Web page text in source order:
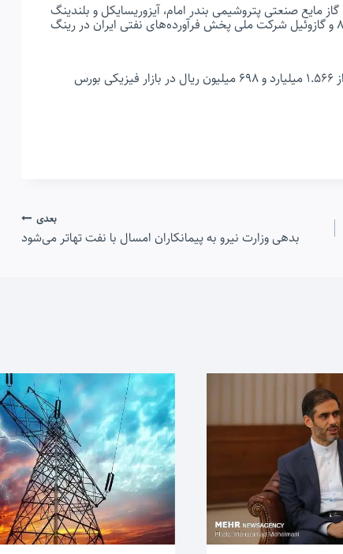
مایع صنعتی پتروشیمی بندر امام، آیزوریسایکل و بلندینگ
نفتا پالایش نفت بندرعباس در رینگ داخلی و بنزین اکتان ۸۷ و گازوئیل شرکت ملی پخش فرآورده‌های نفتی ایران در رینگ
در این روز ۲۵.۱۳۸ تن فرآورده هیدروکربوری به ارزش بیش از ۱.۵۶۶ میلیارد و ۶۹۸ میلیون ریال در بازار فیزیکی بورس
بعدی
بدهی وزارت نیرو به پیمانکاران امسال با نفت تهاتر می‌شود